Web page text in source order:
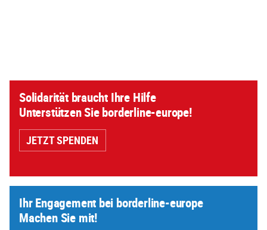
Solidarität braucht Ihre Hilfe
Unterstützen Sie borderline-europe!
JETZT SPENDEN
Ihr Engagement bei borderline-europe
Machen Sie mit!